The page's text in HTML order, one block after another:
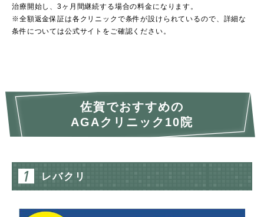
治療開始し、3ヶ月間継続する場合の料金になります。
※全額返金保証は各クリニックで条件が設けられているので、詳細な
条件については公式サイトをご確認ください。
佐賀でおすすめの
AGAクリニック10院
レバクリ